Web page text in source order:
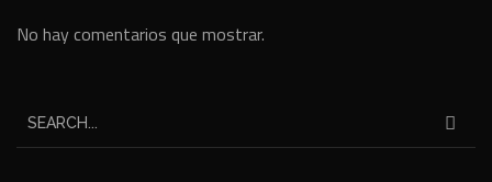
No hay comentarios que mostrar.